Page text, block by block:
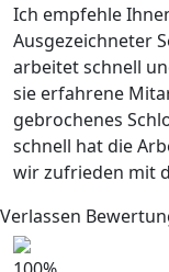
Ich empfehle
Ausgezeichneter
arbeitet schnell
sie erfahrene
gebrochenes
schnell hat die
wir zufrieden mit
Verlassen